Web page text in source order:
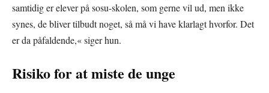
samtidig er elever på sosu-skolen, som gerne vil ud, men ikke
synes, de bliver tilbudt noget, så må vi have klarlagt hvorfor. Det
er da påfaldende,« siger hun.
Risiko for at miste de unge